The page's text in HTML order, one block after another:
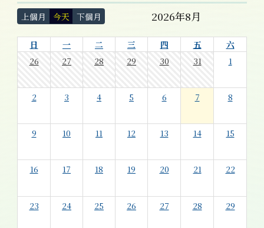
上個月 今天 下個月 2026年8月
日 一 二 三 四 五
六
26
27 28 29 30 31 1
2 3 4 5 6 7 8
9 10 11 12 13 14 15
16 17 18 19 20 21 22
23 24 25 26 27 28 29